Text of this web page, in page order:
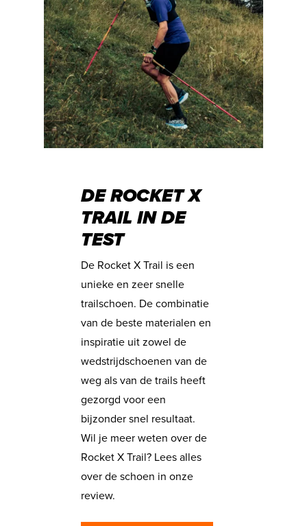
DE ROCKET X
TRAIL IN DE
TEST
De Rocket X Trail is een
unieke en zeer snelle
trailschoen. De combinatie
van de beste materialen en
inspiratie uit zowel de
wedstrijdschoenen van de
weg als van de trails heeft
gezorgd voor een
bijzonder snel resultaat.
Wil je meer weten over de
Rocket X Trail? Lees alles
over de schoen in onze
review.